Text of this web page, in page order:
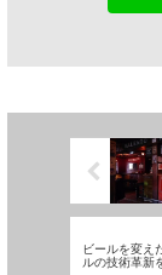
ビールを変え
ルの技術革新